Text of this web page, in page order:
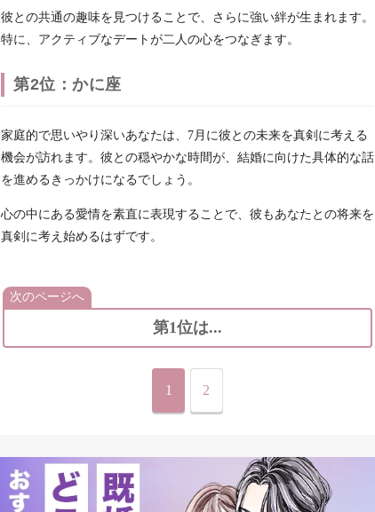
彼との共通の趣味を見つけることで、さらに強い絆が生まれます。
特に、アクティブなデートが二人の心をつなぎます。
第2位：かに座
家庭的で思いやり深いあなたは、7月に彼との未来を真剣に考える
機会が訪れます。彼との穏やかな時間が、結婚に向けた具体的な話
を進めるきっかけになるでしょう。
心の中にある愛情を素直に表現することで、彼もあなたとの将来を
真剣に考え始めるはずです。
次のページへ
第1位は...
1 2